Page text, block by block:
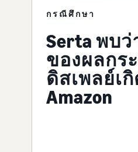
กรณีศึกษา
Serta พบว่
ของผลกร
ดิสเพลย์เ
Amazon